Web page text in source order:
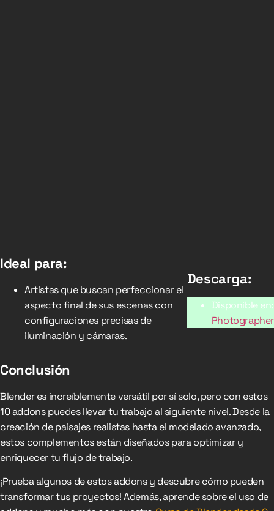
Ideal para:
Artistas que buscan perfeccionar el
aspecto final de sus escenas con
configuraciones precisas de
iluminación y cámaras.
Descarga:
Disponible en:
Photographer
Conclusión
Blender es increíblemente versátil por sí solo, pero con estos
10 addons puedes llevar tu trabajo al siguiente nivel. Desde la
creación de paisajes realistas hasta el modelado avanzado,
estos complementos están diseñados para optimizar y
enriquecer tu flujo de trabajo.
¡Prueba algunos de estos addons y descubre cómo pueden
transformar tus proyectos! Además, aprende sobre el uso de